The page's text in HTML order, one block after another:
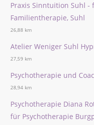
Praxis Sinntuition Suhl -
Familientherapie, Suhl
26,88 km
Atelier Weniger Suhl
27,59 km
Psychotherapie und
28,94 km
Psychotherapie Diana
für Psychotherapie